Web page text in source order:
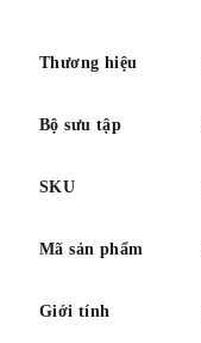
Thương hiệu
Bộ sưu tập
SKU
Mã sản phẩm
Giới tính